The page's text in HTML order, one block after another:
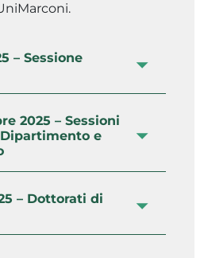
– Sessione
2025 – Sessioni
e
– Dottorati di